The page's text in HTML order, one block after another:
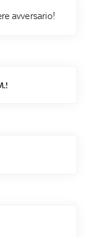
avversario!